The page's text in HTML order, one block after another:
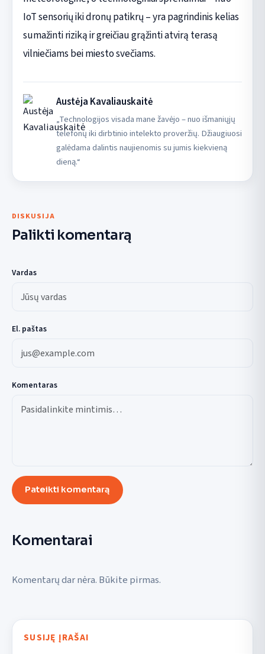
IoT sensorių iki dronų patikrų – yra pagrindinis kelias
sumažinti riziką ir greičiau grąžinti atvirą terasą
vilniečiams bei miesto svečiams.
Austėja Kavaliauskaitė
„Technologijos visada mane žavėjo – nuo išmaniųjų
telefonų iki dirbtinio intelekto proveržių. Džiaugiuosi
galėdama dalintis naujienomis su jumis kiekvieną
dieną.“
DISKUSIJA
Palikti komentarą
Vardas
El. paštas
Komentaras
Pateikti komentarą
Komentarai
Komentarų dar nėra. Būkite pirmas.
SUSIJĘ ĮRAŠAI